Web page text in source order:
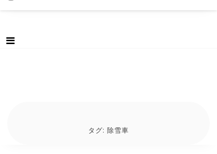
タグ: 除雪車